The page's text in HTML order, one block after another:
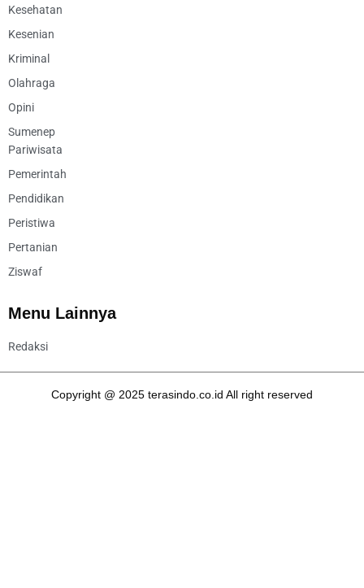
Kesehatan
Kesenian
Kriminal
Olahraga
Opini
Sumenep
Pariwisata
Pemerintah
Pendidikan
Peristiwa
Pertanian
Ziswaf
Menu Lainnya
Redaksi
Copyright @ 2025 terasindo.co.id All right reserved